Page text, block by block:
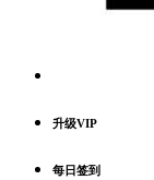
升级VIP
每日签到